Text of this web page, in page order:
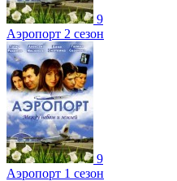
9
Аэропорт 2 сезон
9
Аэропорт 1 сезон